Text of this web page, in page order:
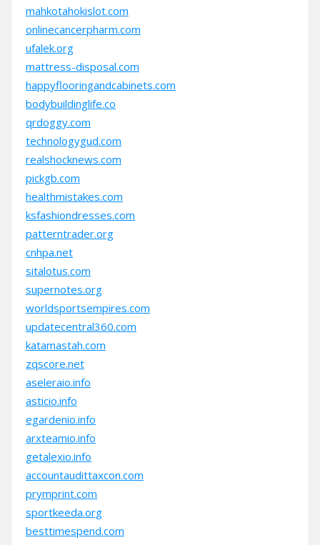
mahkotahokislot.com
onlinecancerpharm.com
ufalek.org
mattress-disposal.com
happyflooringandcabinets.com
bodybuildinglife.co
qrdoggy.com
technologygud.com
realshocknews.com
pickgb.com
healthmistakes.com
ksfashiondresses.com
patterntrader.org
cnhpa.net
sitalotus.com
supernotes.org
worldsportsempires.com
updatecentral360.com
katamastah.com
zqscore.net
aseleraio.info
asticio.info
egardenio.info
arxteamio.info
getalexio.info
accountaudittaxcon.com
prymprint.com
sportkeeda.org
besttimespend.com